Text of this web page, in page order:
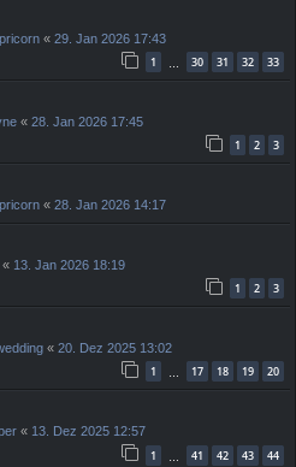
« 29. Jan 2026 17:43
1 … 30 31 32 33
« 28. Jan 2026 17:45
1 2 3
« 28. Jan 2026 14:17
« 13. Jan 2026 18:19
1 2 3
« 20. Dez 2025 13:02
1 … 17 18 19 20
« 13. Dez 2025 12:57
1 41 42 43 44